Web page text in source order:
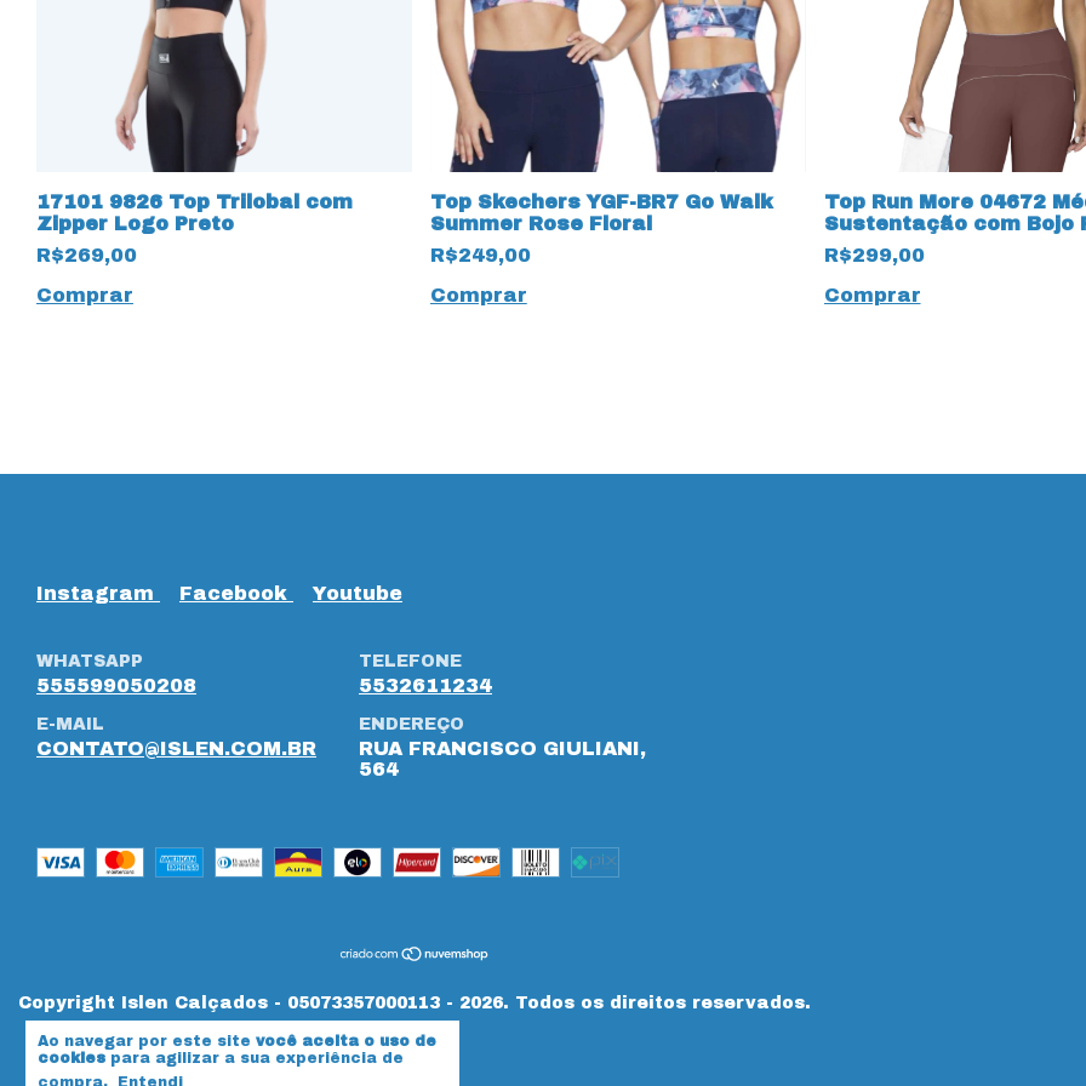
Ao navegar por este site você aceita o uso de
cookies para agilizar a sua experiência de
compra.
Entendi
17101 9826 Top Trilobal com
Zipper Logo Preto
R$269,00
Comprar
Top Skechers YGF-BR7 Go Walk
Summer Rose Floral
R$249,00
Comprar
Top Run More 04672
Sustentação com Bojo
R$299,00
Comprar
Instagram Facebook Youtube
WHATSAPP
555599050208
TELEFONE
5532611234
E-MAIL
CONTATO@ISLEN.COM.BR
ENDEREÇO
RUA FRANCISCO GIULIANI,
564
Copyright Islen Calçados - 05073357000113 - 2026. Todos os direitos reservados.